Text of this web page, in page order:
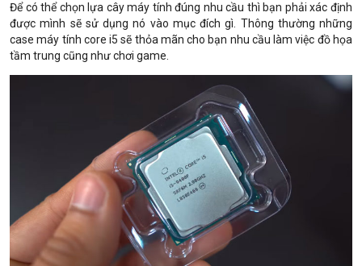
Để có thể chọn lựa cây máy tính đúng nhu cầu thì bạn phải xác định
được mình sẽ sử dụng nó vào mục đích gì. Thông thường những
case máy tính core i5 sẽ thỏa mãn cho bạn nhu cầu làm việc đồ họa
tầm trung cũng như chơi game.